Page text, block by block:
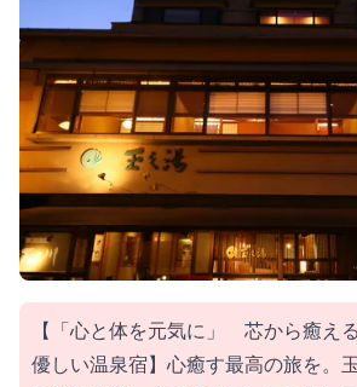
【「心と体を元気に」 芯から癒え
優しい温泉宿】心癒す最高の旅を。